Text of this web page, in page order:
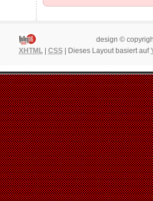
design ©
XHTML| CSS| Dieses Layout basiert auf